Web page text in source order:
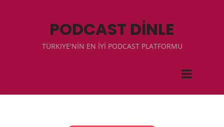
PODCAST DİNLE
TÜRKIYE'NİN EN İYİ PODCAST PLATFORMU